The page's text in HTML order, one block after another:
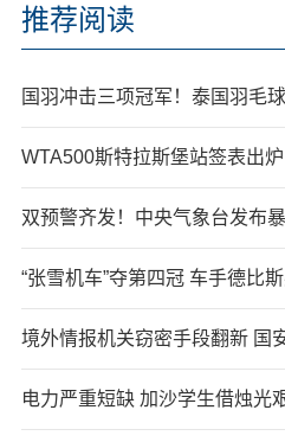
推荐阅读
国羽冲击三项冠军！泰国羽毛
WTA500斯特拉斯堡站签表出炉
双预警齐发！中央气象台发布
“张雪机车”夺第四冠 车手德比
境外情报机关窃密手段翻新 国
电力严重短缺 加沙学生借烛光